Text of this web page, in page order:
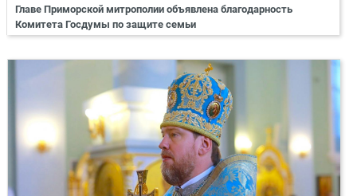
Главе Приморской митрополии объявлена благодарность
Комитета Госдумы по защите семьи